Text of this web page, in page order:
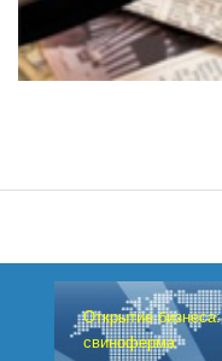
Открытие бизнеса:
свиноферма